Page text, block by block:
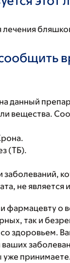
на данный
вещества.
(ТБ).
заболеваний,
не
фармацевту о
так и
здоровьем.